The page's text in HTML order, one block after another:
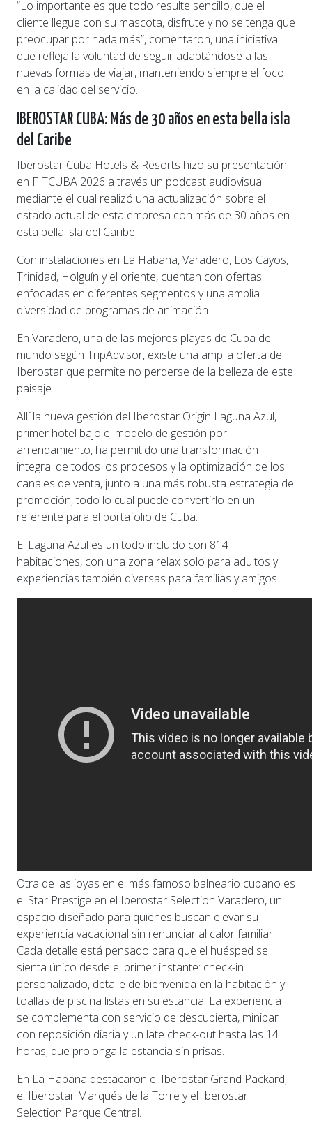
“Lo importante es que todo resulte sencillo, que el
cliente llegue con su mascota, disfrute y no se tenga que
preocupar por nada más”, comentaron, una iniciativa
que refleja la voluntad de seguir adaptándose a las
nuevas formas de viajar, manteniendo siempre el foco
en la calidad del servicio.
IBEROSTAR CUBA: Más de 30 años en esta bella isla
del Caribe
Iberostar Cuba Hotels & Resorts hizo su presentación
en FITCUBA 2026 a través un podcast audiovisual
mediante el cual realizó una actualización sobre el
estado actual de esta empresa con más de 30 años en
esta bella isla del Caribe.
Con instalaciones en La Habana, Varadero, Los Cayos,
Trinidad, Holguín y el oriente, cuentan con ofertas
enfocadas en diferentes segmentos y una amplia
diversidad de programas de animación.
En Varadero, una de las mejores playas de Cuba del
mundo según TripAdvisor, existe una amplia oferta de
Iberostar que permite no perderse de la belleza de este
paisaje.
Allí la nueva gestión del Iberostar Origin Laguna Azul,
primer hotel bajo el modelo de gestión por
arrendamiento, ha permitido una transformación
integral de todos los procesos y la optimización de los
canales de venta, junto a una más robusta estrategia de
promoción, todo lo cual puede convertirlo en un
referente para el portafolio de Cuba.
El Laguna Azul es un todo incluido con 814
habitaciones, con una zona relax solo para adultos y
experiencias también diversas para familias y amigos.
Otra de las joyas en el más famoso balneario cubano es
el Star Prestige en el Iberostar Selection Varadero, un
espacio diseñado para quienes buscan elevar su
experiencia vacacional sin renunciar al calor familiar.
Cada detalle está pensado para que el huésped se
sienta único desde el primer instante: check-in
personalizado, detalle de bienvenida en la habitación y
toallas de piscina listas en su estancia. La experiencia
se complementa con servicio de descubierta, minibar
con reposición diaria y un late check-out hasta las 14
horas, que prolonga la estancia sin prisas.
En La Habana destacaron el Iberostar Grand Packard,
el Iberostar Marqués de la Torre y el Iberostar
Selection Parque Central.